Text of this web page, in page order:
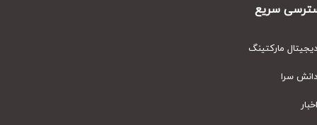
سریع
مارکتینگ
سرا